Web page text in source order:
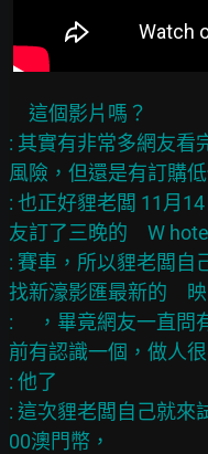
這個影片嗎？
: 其實有非常多網友看
風險，但還是有訂購
: 也正好貍老闆 11月
友訂了三晚的　W
: 賽車，所以貍老闆自
找新濠影匯最新的　
: 　，畢竟網友一直問
前有認識一個，做人
: 他了
: 這次貍老闆自己就來
00澳門幣，